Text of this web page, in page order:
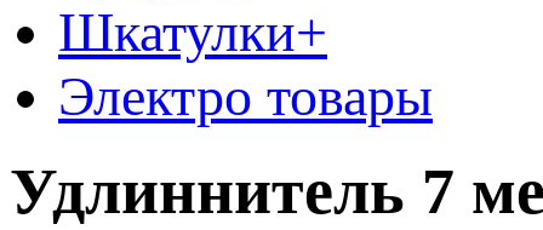
Шкатулки+
Электро товары
Удлиннитель 7